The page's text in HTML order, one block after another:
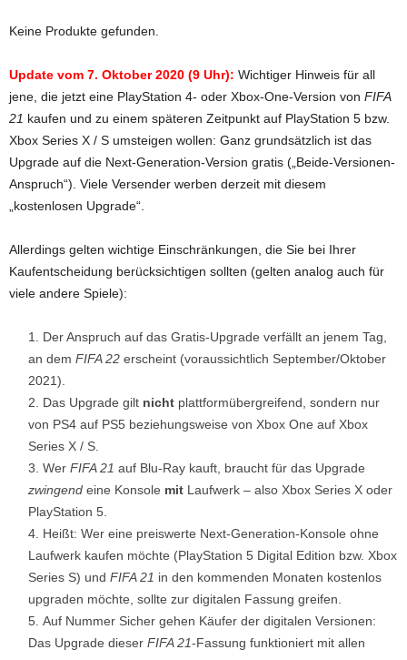
Keine Produkte gefunden.
Update vom 7. Oktober 2020 (9 Uhr): Wichtiger Hinweis für all
jene, die jetzt eine PlayStation 4- oder Xbox-One-Version von FIFA
21 kaufen und zu einem späteren Zeitpunkt auf PlayStation 5 bzw.
Xbox Series X / S umsteigen wollen: Ganz grundsätzlich ist das
Upgrade auf die Next-Generation-Version gratis („Beide-Versionen-
Anspruch“). Viele Versender werben derzeit mit diesem
„kostenlosen Upgrade“.
Allerdings gelten wichtige Einschränkungen, die Sie bei Ihrer
Kaufentscheidung berücksichtigen sollten (gelten analog auch für
viele andere Spiele):
Der Anspruch auf das Gratis-Upgrade verfällt an jenem Tag,
an dem FIFA 22 erscheint (voraussichtlich September/Oktober
2021).
Das Upgrade gilt nicht plattformübergreifend, sondern nur
von PS4 auf PS5 beziehungsweise von Xbox One auf Xbox
Series X / S.
Wer FIFA 21 auf Blu-Ray kauft, braucht für das Upgrade
zwingend eine Konsole mit Laufwerk – also Xbox Series X oder
PlayStation 5.
Heißt: Wer eine preiswerte Next-Generation-Konsole ohne
Laufwerk kaufen möchte (PlayStation 5 Digital Edition bzw. Xbox
Series S) und FIFA 21 in den kommenden Monaten kostenlos
upgraden möchte, sollte zur digitalen Fassung greifen.
Auf Nummer Sicher gehen Käufer der digitalen Versionen:
Das Upgrade dieser FIFA 21-Fassung funktioniert mit allen